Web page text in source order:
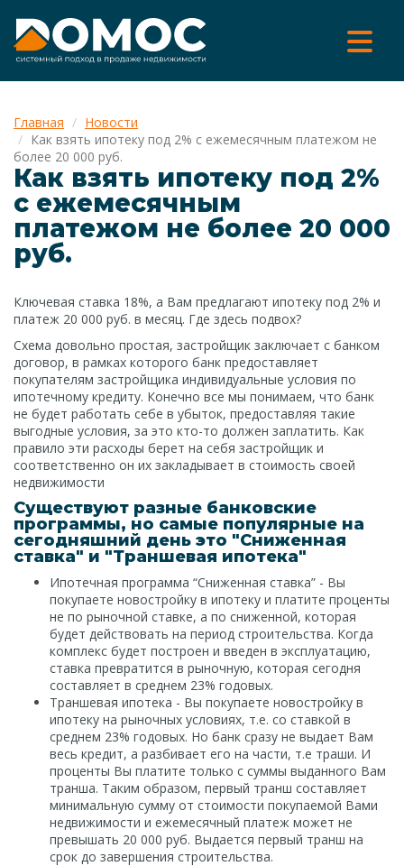
Главная
Новости
Как взять ипотеку под 2% с ежемесячным платежом не
более 20 000 руб.
Как взять ипотеку под 2%
с ежемесячным
платежом не более 20 000
руб.
Ключевая ставка 18%, а Вам предлагают ипотеку под 2% и
платеж 20 000 руб. в месяц. Где здесь подвох?
Схема довольно простая, застройщик заключает с банком
договор, в рамках которого банк предоставляет
покупателям застройщика индивидуальные условия по
ипотечному кредиту. Конечно все мы понимаем, что банк
не будет работать себе в убыток, предоставляя такие
выгодные условия, за это кто-то должен заплатить. Как
правило эти расходы берет на себя застройщик и
соответственно он их закладывает в стоимость своей
недвижимости
Существуют разные банковские
программы, но самые популярные на
сегодняшний день это "Сниженная
ставка" и "Траншевая ипотека"
Ипотечная программа “Сниженная ставка” - Вы
покупаете новостройку в ипотеку и платите проценты
не по рыночной ставке, а по сниженной, которая
будет действовать на период строительства. Когда
комплекс будет построен и введен в эксплуатацию,
ставка превратится в рыночную, которая сегодня
составляет в среднем 23% годовых.
Траншевая ипотека - Вы покупаете новостройку в
ипотеку на рыночных условиях, т.е. со ставкой в
среднем 23% годовых. Но банк сразу не выдает Вам
весь кредит, а разбивает его на части, т.е траши. И
проценты Вы платите только с суммы выданного Вам
транша. Таким образом, первый транш составляет
минимальную сумму от стоимости покупаемой Вами
недвижимости и ежемесячный платеж может не
превышать 20 000 руб. Выдается первый транш на
срок до завершения строительства.